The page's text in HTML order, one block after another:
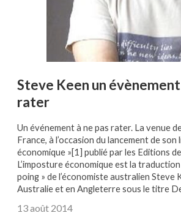
Steve Keen un évènement
rater
Un événement à ne pas rater. La venue
France, à l’occasion du lancement de son
économique »[1] publié par les Editions
L’imposture économique est la
poing » de l’économiste australien Steve
Australie et en Angleterre sous le titre
13 août 2014